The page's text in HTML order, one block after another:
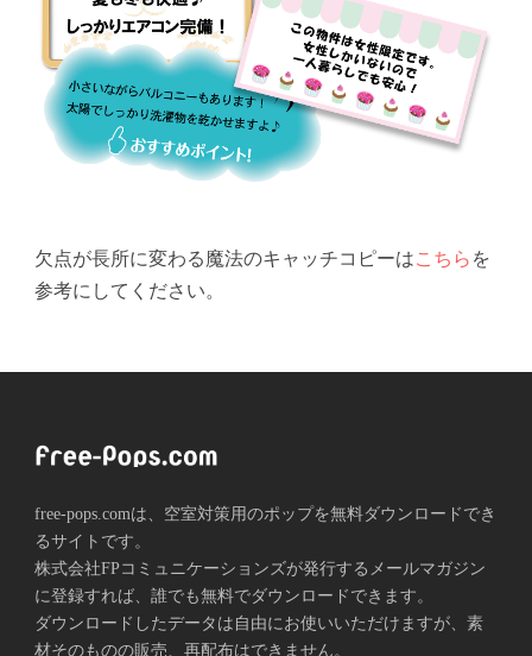
欠点が長所に変わる魔法のキャッチコピーはこちら を
参考にしてください。
free-pops.comは、空室対策用のポップを無料ダウンロードでき
るサイトです。
株式会社FPコミュニケーションズが発⾏するメールマガジン
に登録すれば、誰でも無料でダウンロードできます。
ダウンロードしたデータは自由にお使いいただけますが、素
材そのものの販売、再配布はできません。